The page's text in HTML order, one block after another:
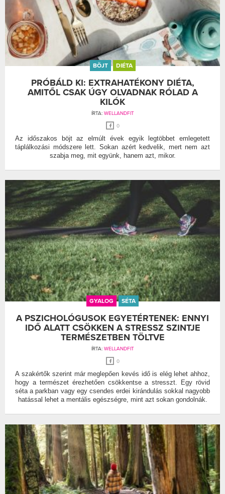
BÖJT DIÉTA
PRÓBÁLD KI: EXTRAHATÉKONY DIÉTA,
AMITŐL CSAK ÚGY OLVADNAK RÓLAD A
KILÓK
ÍRTA: WELLANDFIT
0
Az időszakos böjt az elmúlt évek egyik legtöbbet emlegetett
táplálkozási módszere lett. Sokan azért kedvelik, mert nem azt
szabja meg, mit együnk, hanem azt, mikor.
GYALOG SÉTA
A PSZICHOLÓGUSOK EGYETÉRTENEK: ENNYI
IDŐ ALATT CSÖKKEN A STRESSZ SZINTJE
TERMÉSZETBEN TÖLTVE
ÍRTA: WELLANDFIT
0
A szakértők szerint már meglepően kevés idő is elég lehet ahhoz,
hogy a természet érezhetően csökkentse a stresszt. Egy rövid
séta a parkban vagy egy csendes erdei kirándulás sokkal nagyobb
hatással lehet a mentális egészségre, mint azt sokan gondolnák.